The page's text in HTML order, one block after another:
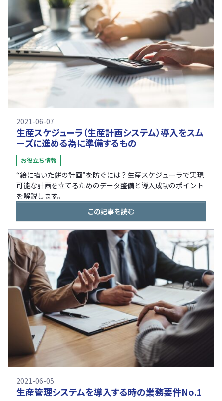
2021-06-07
生産スケジューラ（生産計画システム）導入をスム
ーズに進める為に準備するもの
お役立ち情報
“絵に描いた餅の計画”を防ぐには？生産スケジューラで実現
可能な計画を立てるためのデータ整備と導入成功のポイント
を解説します。
この記事を読む
2021-06-05
生産管理システムを導入する時の業務要件No.1